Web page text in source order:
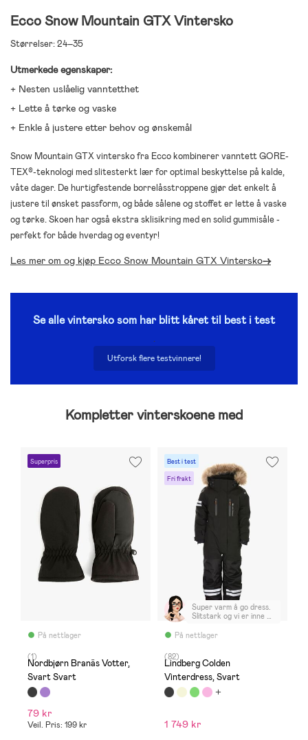
Ecco Snow Mountain GTX Vintersko
Størrelser: 24–35
Utmerkede egenskaper:
+ Nesten uslåelig vanntetthet
+ Lette å tørke og vaske
+ Enkle å justere etter behov og ønskemål
Snow Mountain GTX vintersko fra Ecco kombinerer vanntett GORE-
TEX®-teknologi med slitesterkt lær for optimal beskyttelse på kalde,
våte dager. De hurtigfestende borrelåsstroppene gjør det enkelt å
justere til ønsket passform, og både sålene og stoffet er lette å vaske
og tørke. Skoen har også ekstra sklisikring med en solid gummisåle -
perfekt for både hverdag og eventyr!
Les mer om og kjøp Ecco Snow Mountain GTX Vintersko->
Se alle vintersko som har blitt kåret til best i test
.
Utforsk flere testvinnere!
Kompletter vinterskoene med
Superpris
På nettlager
(1)
Nordbjørn Branäs Votter,
Svart Svart
79 kr
Veil. Pris: 199 kr
Best i test
Fri frakt
På nettlager
Super varm å go dress.
Slitstark og vi er inne på
sin, å kjøpte en til
gutten dette året. Litt
Dattaren har strl 130
(bruker 134/140 i vanlig
størrelse) Sønnen har
strl 120 (bruker 128/134
i vanlig størrelse)
(82)
Lindberg Colden
Vinterdress, Svart
1 749 kr